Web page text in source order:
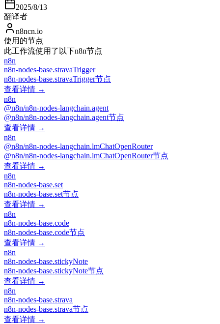
2025/8/13
翻译者
n8ncn.io
使用的节点
此工作流使用了以下n8n节点
n8n
n8n-nodes-base.stravaTrigger
n8n-nodes-base.stravaTrigger节点
查看详情 →
n8n
@n8n/n8n-nodes-langchain.agent
@n8n/n8n-nodes-langchain.agent节点
查看详情 →
n8n
@n8n/n8n-nodes-langchain.lmChatOpenRouter
@n8n/n8n-nodes-langchain.lmChatOpenRouter节点
查看详情 →
n8n
n8n-nodes-base.set
n8n-nodes-base.set节点
查看详情 →
n8n
n8n-nodes-base.code
n8n-nodes-base.code节点
查看详情 →
n8n
n8n-nodes-base.stickyNote
n8n-nodes-base.stickyNote节点
查看详情 →
n8n
n8n-nodes-base.strava
n8n-nodes-base.strava节点
查看详情 →